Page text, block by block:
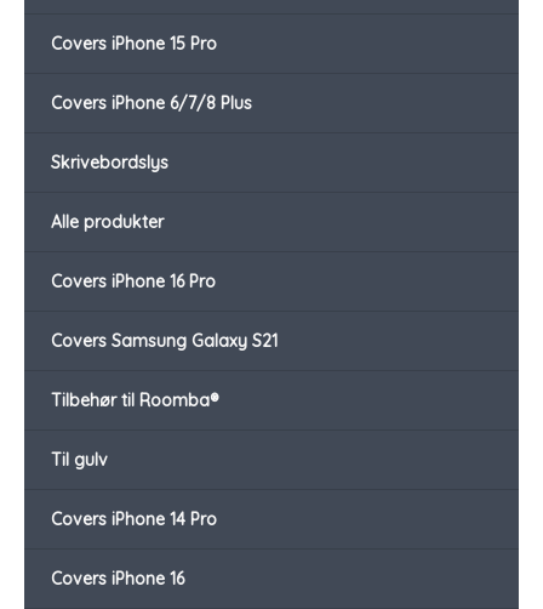
Covers iPhone 15 Pro
Covers iPhone 6/7/8 Plus
Skrivebordslys
Alle produkter
Covers iPhone 16 Pro
Covers Samsung Galaxy S21
Tilbehør til Roomba®
Til gulv
Covers iPhone 14 Pro
Covers iPhone 16